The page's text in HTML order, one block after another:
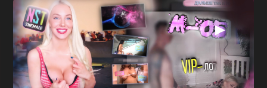
▶